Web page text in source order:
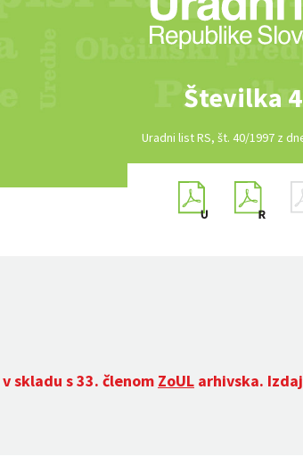
Številka
Uradni list RS, št. 40/1997 z
skladu s 33. členom ZoUL arhivska.